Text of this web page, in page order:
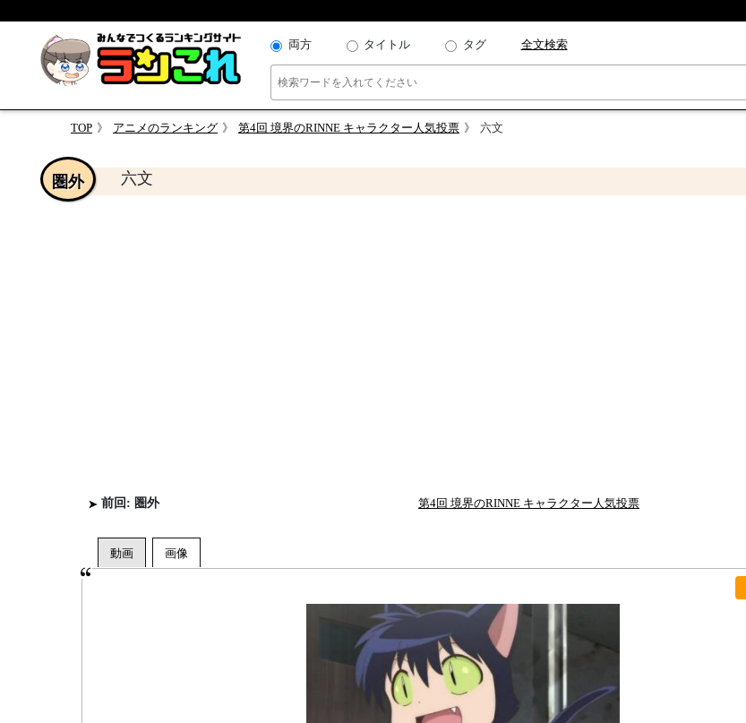
両方 タイトル タグ 全文検索
TOP アニメのランキング 第4回 境界のRINNE キャラクター人気投票 六文
六文
圏外
前回: 圏外 第4回 境界のRINNE キャラクター人気投票